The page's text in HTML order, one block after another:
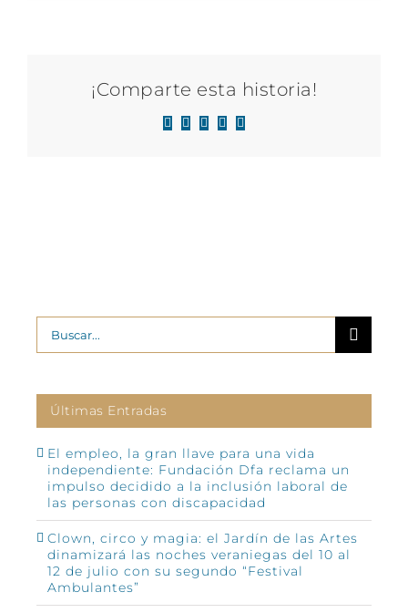
¡Comparte esta historia!
Facebook
X LinkedIn
WhatsApp
Correo
Buscar:
Últimas Entradas
El empleo, la gran llave para una vida
independiente: Fundación Dfa reclama un
impulso decidido a la inclusión laboral de
las personas con discapacidad
Clown, circo y magia: el Jardín de las Artes
dinamizará las noches veraniegas del 10 al
12 de julio con su segundo “Festival
Ambulantes”